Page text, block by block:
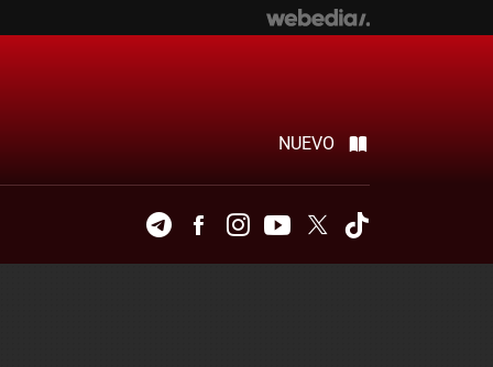
NUEVO
TelegramFacebookInstagramYoutubeTwitter